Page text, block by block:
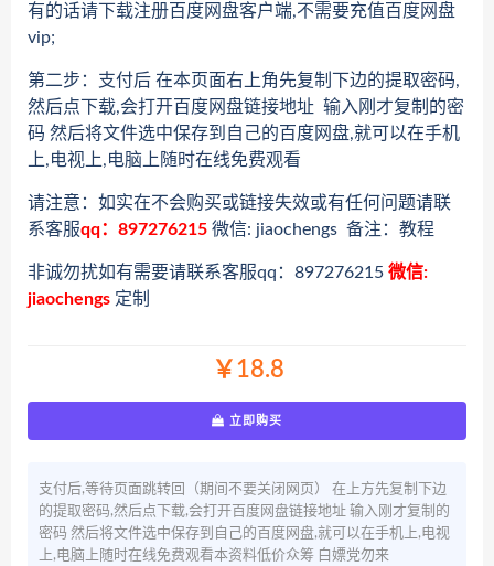
有的话请下载注册百度网盘客户端,不需要充值百度网盘
vip;
第二步：支付后 在本页面右上角先复制下边的提取密码,
然后点下载,会打开百度网盘链接地址 输入刚才复制的密
码 然后将文件选中保存到自己的百度网盘,就可以在手机
上,电视上,电脑上随时在线免费观看
请注意：如实在不会购买或链接失效或有任何问题请联
系客服qq：897276215 微信: jiaochengs 备注：教程
非诚勿扰如有需要请联系客服qq：897276215 微信:
jiaochengs 定制
￥18.8
立即购买
支付后,等待页面跳转回（期间不要关闭网页） 在上方先复制下边
的提取密码,然后点下载,会打开百度网盘链接地址 输入刚才复制的
密码 然后将文件选中保存到自己的百度网盘,就可以在手机上,电视
上,电脑上随时在线免费观看本资料低价众筹 白嫖党勿来